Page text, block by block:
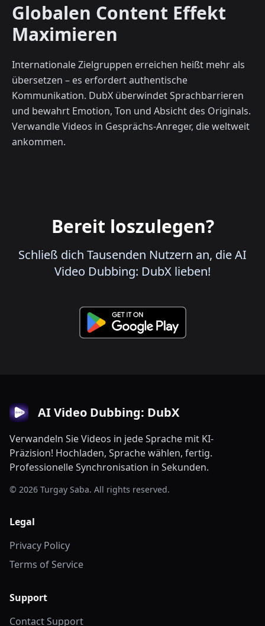
Globalen Content Effekt
Maximieren
Internationale Zielgruppen erreichen heißt mehr als
übersetzen – es erfordert authentische
Kommunikation. DubX überwindet Sprachbarrieren
und bewahrt Emotion, Ton und Absicht des Originals.
Verwandle Videos in Gesprächs-Anreger, die weltweit
ankommen.
Bereit loszulegen?
Schließ dich Tausenden Nutzern an, die AI
Video Dubbing: DubX lieben!
AI Video Dubbing: DubX
Verwandeln Sie Videos in jede Sprache mit KI-
Präzision! Hochladen, Sprache wählen, fertig.
Professionelle Synchronisation in Sekunden.
© 2026 Turgay Saba. All rights reserved.
Legal
Privacy Policy
Terms of Service
Support
Contact Support